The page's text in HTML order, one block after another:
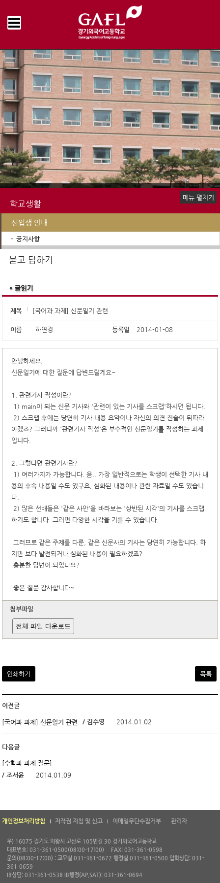
묻고 답하기
학교생활
신입생 안내
공지사항
장학제도
생활안내
학교급식
행정서비스
학교운영위원회
메뉴 펼치기
묻고 답하기
제목 [국어과 과제] 신문일기 관련
이름 하연경 등록일 2014-01-08
안녕하세요.
신문일기에 대한 질문에 답변드릴게요~
1. 관련기사 작성이란?
1) main이 되는 신문 기사와 '관련이 있는 기사를 스크랩'하시면 됩니다.
2) 스크랩 후에는 당연히 기사 내용 요약이나 자신의 의견 진술이 뒤따라
야겠죠? 그러니까 '관련기사 작성'은 부수적인 신문일기를 작성하는 과제
입니다.
2. 그렇다면 관련기사란?
1) 여러가지가 가능합니다. 음.. 가장 일반적으로는 학생이 선택한 기사 내
용의 후속 내용일 수도 있구요, 심화된 내용이나 관련 자료일 수도 있습니
다.
2) 많은 선배들은 '같은 사안'을 바라보는 '상반된 시각'의 기사를 스크랩
하기도 합니다. 그러면 다양한 시각을 기를 수 있습니다.
그러므로 같은 주제를 다룬, 같은 신문사의 기사는 당연히 가능합니다. 하
지만 보다 발전되거나 심화된 내용이 필요하겠죠?
충분한 답변이 되었나요?
좋은 질문 감사합니다~
첨부파일
전체 파일 다운로드
인쇄하기 목록
이전글
[국어과 과제] 신문일기 관련 / 김수영 2014.01.02
다음글
[수학과 과제 질문]
/ 조서윤
2014.01.09
개인정보처리방침 저작권 지침 및 신고 이메일무단수집거부 관리자
우) 16075 경기도 의왕시 고산로 105번길 30 경기외국어고등학교
대표번호: 031-361-0500(08:00-17:00)
FAX: 031-361-0598
문의(08:00-17:00) : 교무실 031-361-0672 행정실 031-361-0500 입학상담: 031-
361-0659
IB상담: 031-361-0538 IB행정(AP,SAT): 031-361-0694